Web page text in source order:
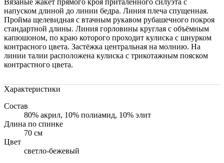
напуском длиной до линии бедра. Линия плеча спущенная.
Пройма щелевидная с втачным рукавом рубашечного покроя
стандартной длины. Линия горловины круглая с объёмным
капюшоном, по краю которого проходит кулиска с шнурком
контрасного цвета. Застёжка центральная на молнию. На
линии талии расположена кулиска с трикотажным пояском
контрастного цвета.
Характеристики
Состав
80% акрил, 10% полиамид, 10% элит
Длина по спинке
70 см
Цвет
светло-бежевый